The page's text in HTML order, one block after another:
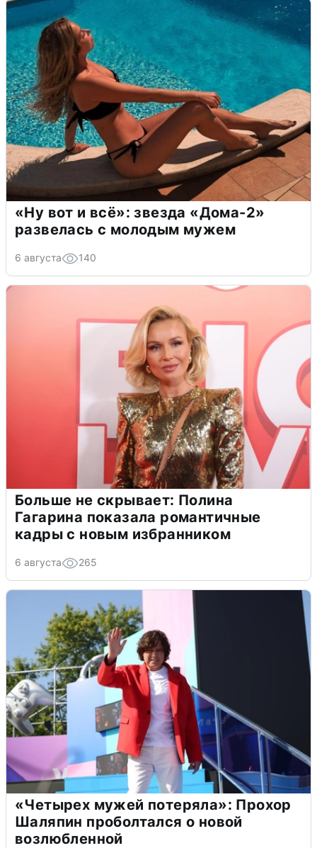
«Ну вот и всё»: звезда «Дома-2»
развелась с молодым мужем
6 августа 140
Больше не скрывает: Полина
Гагарина показала романтичные
кадры с новым избранником
6 августа 265
«Четырех мужей потеряла»: Прохор
Шаляпин проболтался о новой
возлюбленной